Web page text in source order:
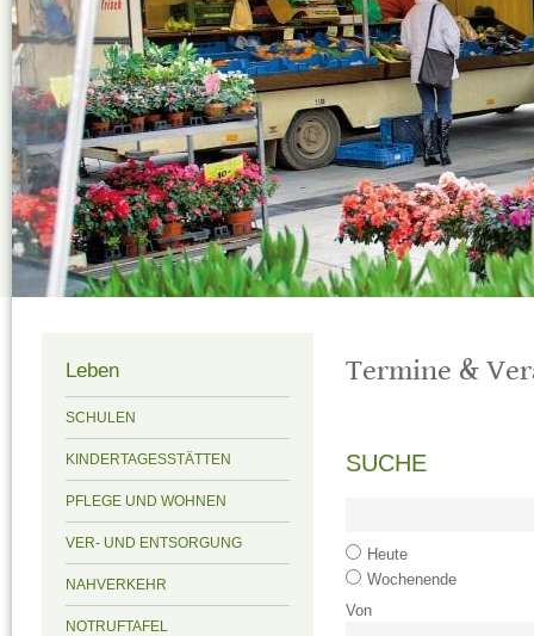
Leben
SCHULEN
KINDERTAGESSTÄTTEN
PFLEGE UND WOHNEN
VER- UND ENTSORGUNG
NAHVERKEHR
NOTRUFTAFEL
Termine &
SUCHE
Heute
Wochenende
Von